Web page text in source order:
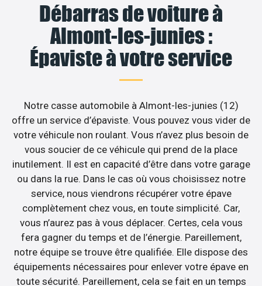
Débarras de voiture à
Almont-les-junies :
Épaviste à votre service
Notre casse automobile à Almont-les-junies (12)
offre un service d’épaviste. Vous pouvez vous vider de
votre véhicule non roulant. Vous n’avez plus besoin de
vous soucier de ce véhicule qui prend de la place
inutilement. Il est en capacité d’être dans votre garage
ou dans la rue. Dans le cas où vous choisissez notre
service, nous viendrons récupérer votre épave
complètement chez vous, en toute simplicité. Car,
vous n’aurez pas à vous déplacer. Certes, cela vous
fera gagner du temps et de l’énergie. Pareillement,
notre équipe se trouve être qualifiée. Elle dispose des
équipements nécessaires pour enlever votre épave en
toute sécurité. Pareillement, cela se fait en un temps